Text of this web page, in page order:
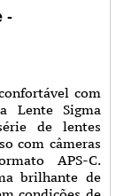
-
com
Lente Sigma
de lentes
com câmeras
APS-C.
brilhante de